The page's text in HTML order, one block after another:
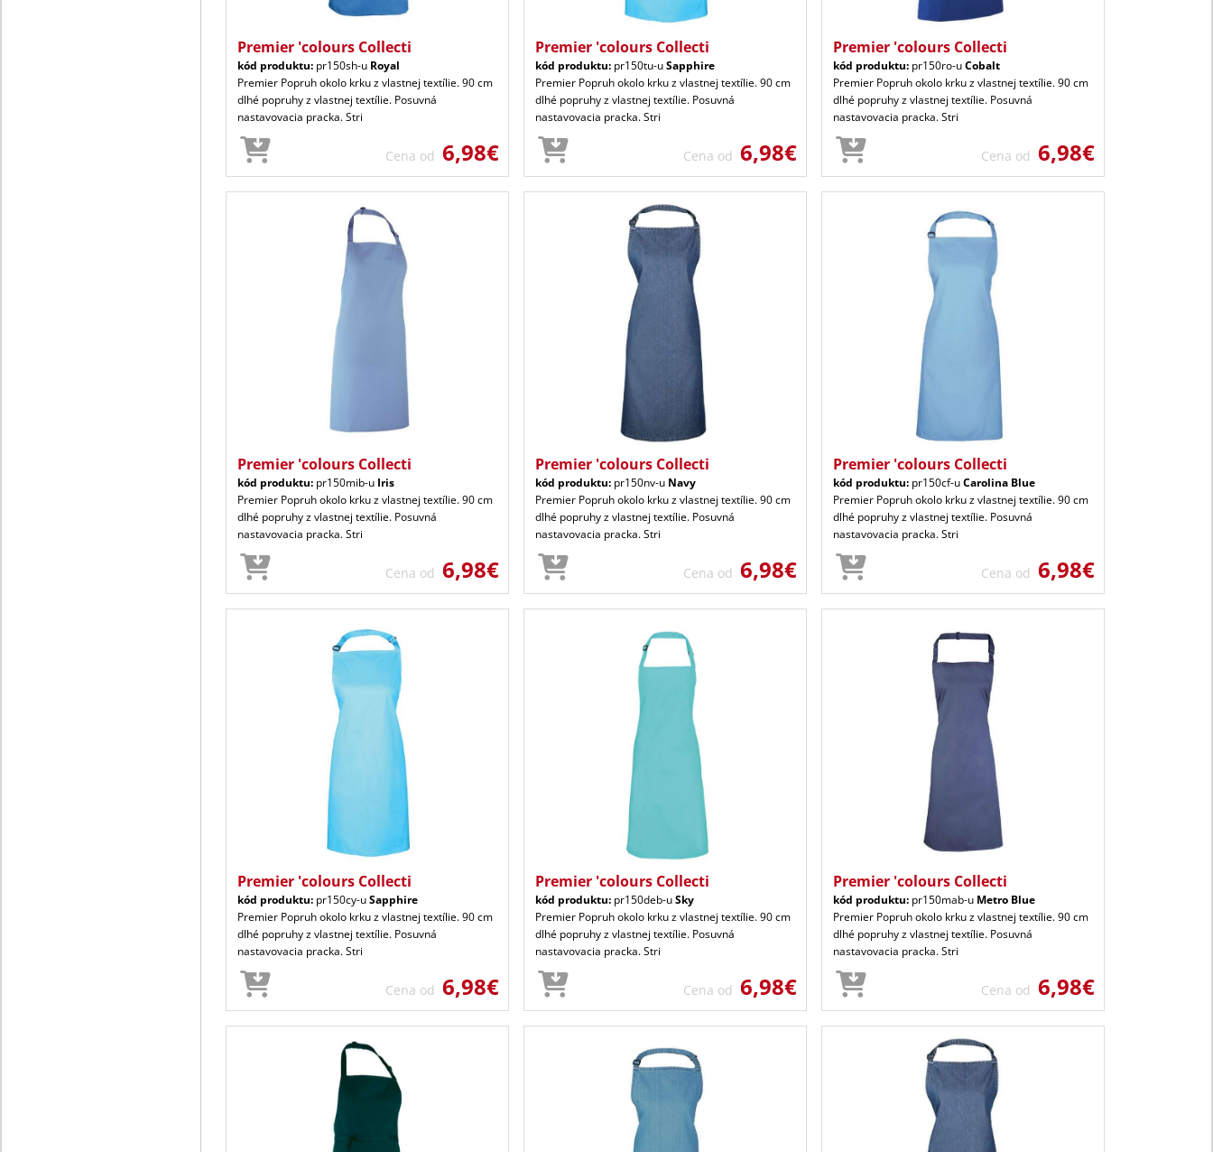
Premier 'colours Collecti
kód produktu: pr150sh-u Royal
Premier Popruh okolo krku z vlastnej textílie. 90 cm
dlhé popruhy z vlastnej textílie. Posuvná
nastavovacia pracka. Stri
Cena od 6,98€
Premier 'colours Collecti
kód produktu: pr150tu-uSapphire
Premier Popruh okolo krku z vlastnej textílie. 90 cm
dlhé popruhy z vlastnej textílie. Posuvná
nastavovacia pracka. Stri
Cena od 6,98€
Premier 'colours Collecti
kód produktu: pr150ro-uCobalt
Premier Popruh okolo krku z vlastnej textílie. 90 cm
dlhé popruhy z vlastnej textílie. Posuvná
nastavovacia pracka. Stri
Cena od 6,98€
Premier 'colours Collecti
kód produktu: pr150mib-u Iris
Premier Popruh okolo krku z vlastnej textílie. 90 cm
dlhé popruhy z vlastnej textílie. Posuvná
nastavovacia pracka. Stri
Cena od 6,98€
Premier 'colours Collecti
kód produktu: pr150nv-u Navy
Premier Popruh okolo krku z vlastnej textílie. 90 cm
dlhé popruhy z vlastnej textílie. Posuvná
nastavovacia pracka. Stri
Cena od 6,98€
Premier 'colours Collecti
kód produktu: pr150cf-uCarolina Blue
Premier Popruh okolo krku z vlastnej textílie. 90 cm
dlhé popruhy z vlastnej textílie. Posuvná
nastavovacia pracka. Stri
Cena od 6,98€
Premier 'colours Collecti
kód produktu: pr150cy-uSapphire
Premier Popruh okolo krku z vlastnej textílie. 90 cm
dlhé popruhy z vlastnej textílie. Posuvná
nastavovacia pracka. Stri
Cena od 6,98€
Premier 'colours Collecti
kód produktu: pr150deb-uSky
Premier Popruh okolo krku z vlastnej textílie. 90 cm
dlhé popruhy z vlastnej textílie. Posuvná
nastavovacia pracka. Stri
Cena od 6,98€
Premier 'colours Collecti
kód produktu: pr150mab-u Metro Blue
Premier Popruh okolo krku z vlastnej textílie. 90 cm
dlhé popruhy z vlastnej textílie. Posuvná
nastavovacia pracka. Stri
Cena od 6,98€